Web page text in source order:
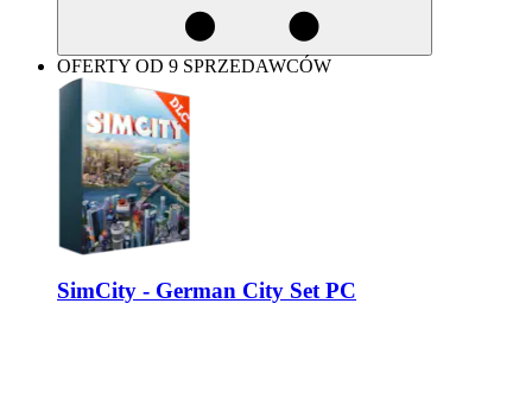
OFERTY OD 9 SPRZEDAWCÓW
SimCity - German City Set PC